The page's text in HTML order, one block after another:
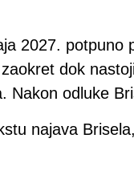
2027.
dok
Nakon odluke
najava